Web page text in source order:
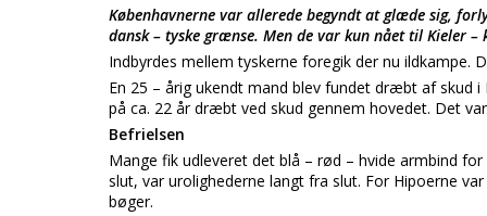
Københavnerne var allerede begyndt at glæde sig,
dansk – tyske grænse. Men de var kun nået til Kieler –
Indbyrdes mellem tyskerne foregik der nu ildkampe.
En 25 – årig ukendt mand blev fundet dræbt af skud
på ca. 22 år dræbt ved skud gennem hovedet. Det
Befrielsen
Mange fik udleveret det blå – rød – hvide armbind
slut, var urolighederne langt fra slut. For Hipoerne
bøger.